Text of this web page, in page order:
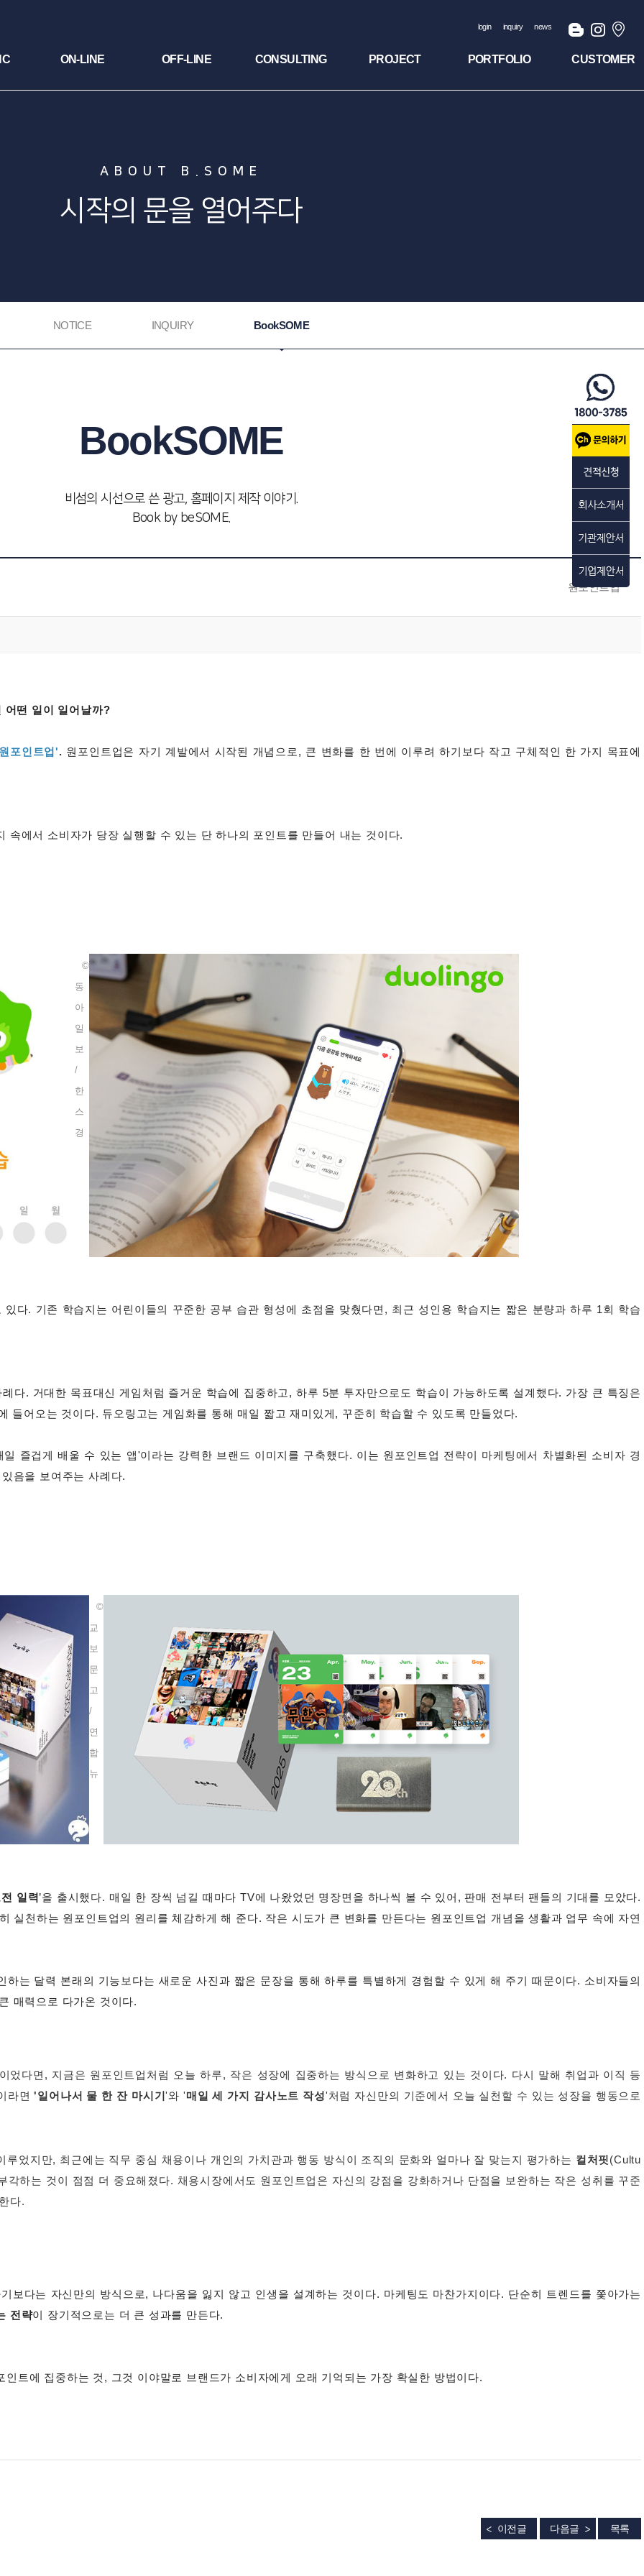
login inquiry news
ON-LINE OFF-LINE CONSULTING PROJECT PORTFOLIO CUSTOMER
ABOUT B.SOME
시작의 문을 열어주다
NOTICE INQUIRY BookSOME
BookSOME
비섬의 시선으로 쓴 광고, 홈페이지 제작 이야기.
Book by beSOME.
원포인트업
어떤 일이 일어날까?
포인트업'. 원포인트업은 자기 계발에서 시작된 개념으로, 큰 변화를 한 번에 이루려 하기보다 작고 구체적인 한 가지 목표에
속에서 소비자가 당장 실행할 수 있는 단 하나의 포인트를 만들어 내는 것이다.
©
동
아
일
보
/
한
스
경
다. 기존 학습지는 어린이들의 꾸준한 공부 습관 형성에 초점을 맞췄다면, 최근 성인용 학습지는 짧은 분량과 하루 1회 학습
다. 거대한 목표대신 게임처럼 즐거운 학습에 집중하고, 하루 5분 투자만으로도 학습이 가능하도록 설계했다. 가장 큰 특징은
들어오는 것이다. 듀오링고는 게임화를 통해 매일 짧고 재미있게, 꾸준히 학습할 수 있도록 만들었다.
즐겁게 배울 수 있는 앱'이라는 강력한 브랜드 이미지를 구축했다. 이는 원포인트업 전략이 마케팅에서 차별화된 소비자 경
음을 보여주는 사례다.
©
교
보
문
고
/
연
합
뉴
일력’을 출시했다. 매일 한 장씩 넘길 때마다 TV에 나왔었던 명장면을 하나씩 볼 수 있어, 판매 전부터 팬들의 기대를 모았다.
실천하는 원포인트업의 원리를 체감하게 해 준다. 작은 시도가 큰 변화를 만든다는 원포인트업 개념을 생활과 업무 속에 자연
는 달력 본래의 기능보다는 새로운 사진과 짧은 문장을 통해 하루를 특별하게 경험할 수 있게 해 주기 때문이다. 소비자들의
매력으로 다가온 것이다.
었다면, 지금은 원포인트업처럼 오늘 하루, 작은 성장에 집중하는 방식으로 변화하고 있는 것이다. 다시 말해 취업과 이직 등
라면'일어나서 물 한 잔 마시기'와 '매일 세 가지 감사노트 작성'처럼 자신만의 기준에서 오늘 실천할 수 있는 성장을 행동으로
었지만, 최근에는 직무 중심 채용이나 개인의 가치관과 행동 방식이 조직의 문화와 얼마나 잘 맞는지 평가하는 컬처핏(Cultu
하는 것이 점점 더 중요해졌다. 채용시장에서도 원포인트업은 자신의 강점을 강화하거나 단점을 보완하는 작은 성취를 꾸준
다.
보다는 자신만의 방식으로, 나다움을 잃지 않고 인생을 설계하는 것이다. 마케팅도 마찬가지이다. 단순히 트렌드를 쫓아가는
전략이 장기적으로는 더 큰 성과를 만든다.
트에 집중하는 것, 그것 이야말로 브랜드가 소비자에게 오래 기억되는 가장 확실한 방법이다.
이전글 다음글 목록